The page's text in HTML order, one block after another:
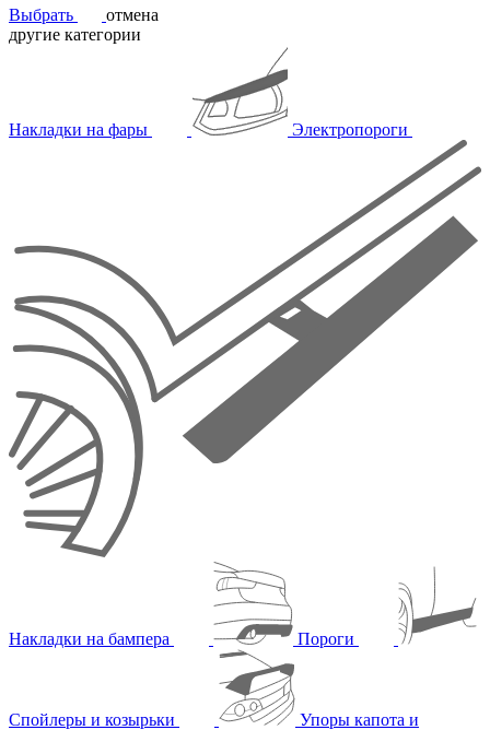
Выбрать
отмена
другие категории
Накладки на фары Электропороги
Накладки на бампера Пороги
Спойлеры и козырьки Упоры капота и